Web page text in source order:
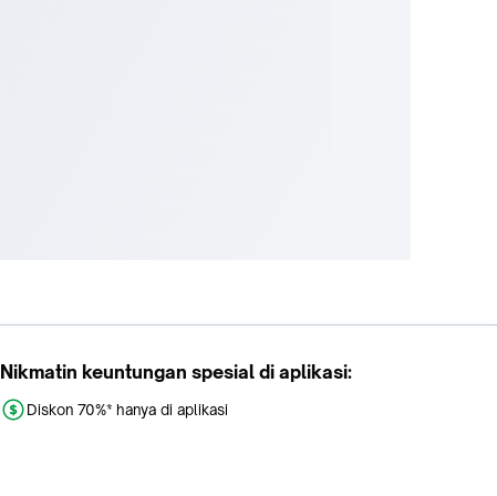
Nikmatin keuntungan spesial di aplikasi:
Diskon 70%* hanya di aplikasi